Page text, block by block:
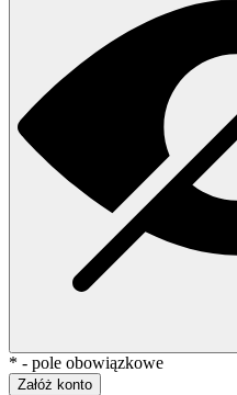
* - pole obowiązkowe
Załóż konto